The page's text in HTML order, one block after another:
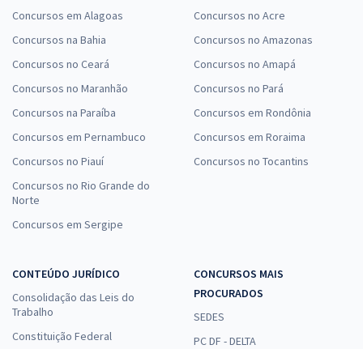
Concursos em Alagoas
Concursos na Bahia
Concursos no Ceará
Concursos no Maranhão
Concursos na Paraíba
Concursos em Pernambuco
Concursos no Piauí
Concursos no Rio Grande do
Norte
Concursos em Sergipe
Concursos no Acre
Concursos no Amazonas
Concursos no Amapá
Concursos no Pará
Concursos em Rondônia
Concursos em Roraima
Concursos no Tocantins
CONTEÚDO JURÍDICO
Consolidação das Leis do
Trabalho
Constituição Federal
CONCURSOS MAIS
PROCURADOS
SEDES
PC DF - DELTA